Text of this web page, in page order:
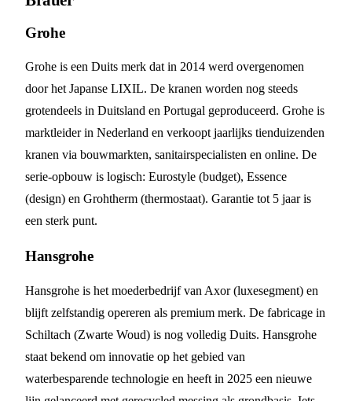
Grohe
Grohe is een Duits merk dat in 2014 werd overgenomen
door het Japanse LIXIL. De kranen worden nog steeds
grotendeels in Duitsland en Portugal geproduceerd. Grohe is
marktleider in Nederland en verkoopt jaarlijks tienduizenden
kranen via bouwmarkten, sanitairspecialisten en online. De
serie-opbouw is logisch: Eurostyle (budget), Essence
(design) en Grohtherm (thermostaat). Garantie tot 5 jaar is
een sterk punt.
Hansgrohe
Hansgrohe is het moederbedrijf van Axor (luxesegment) en
blijft zelfstandig opereren als premium merk. De fabricage in
Schiltach (Zwarte Woud) is nog volledig Duits. Hansgrohe
staat bekend om innovatie op het gebied van
waterbesparende technologie en heeft in 2025 een nieuwe